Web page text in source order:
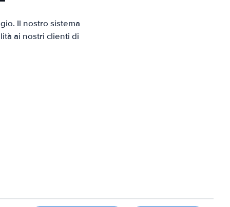
Il nostro sistema
ai nostri clienti di